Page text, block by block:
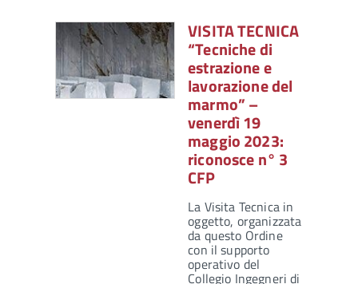
VISITA TECNICA
“Tecniche di
estrazione e
lavorazione del
marmo” –
venerdì 19
maggio 2023:
riconosce n° 3
CFP
La Visita Tecnica in
oggetto, organizzata
da questo Ordine
con il supporto
operativo del
Collegio Ingegneri di